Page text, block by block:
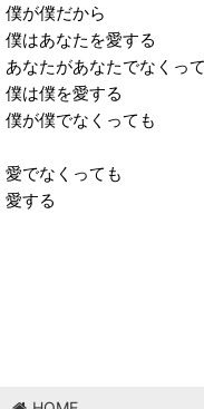
僕が僕だから
僕はあなたを愛する
あなたがあなたでなくっ
僕は僕を愛する
僕が僕でなくっても
愛でなくっても
愛する